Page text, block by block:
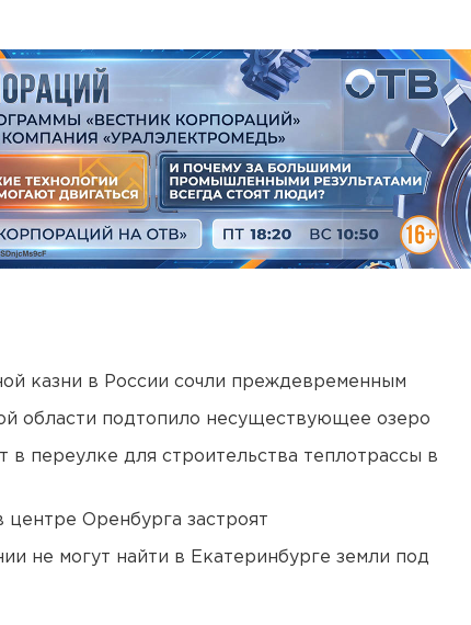
казни в России сочли преждевременным
области подтопило несуществующее озеро
переулке для строительства теплотрассы в
Оренбурга застроят
не могут найти в Екатеринбурге земли под